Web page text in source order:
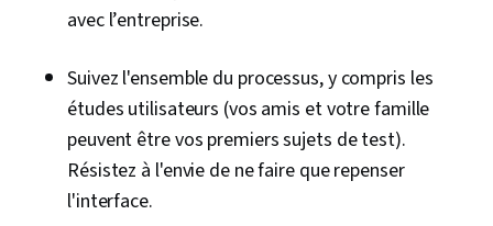
avec l’entreprise.
Suivez l'ensemble du processus, y compris les
études utilisateurs (vos amis et votre famille
peuvent être vos premiers sujets de test).
Résistez à l'envie de ne faire que repenser
l'interface.